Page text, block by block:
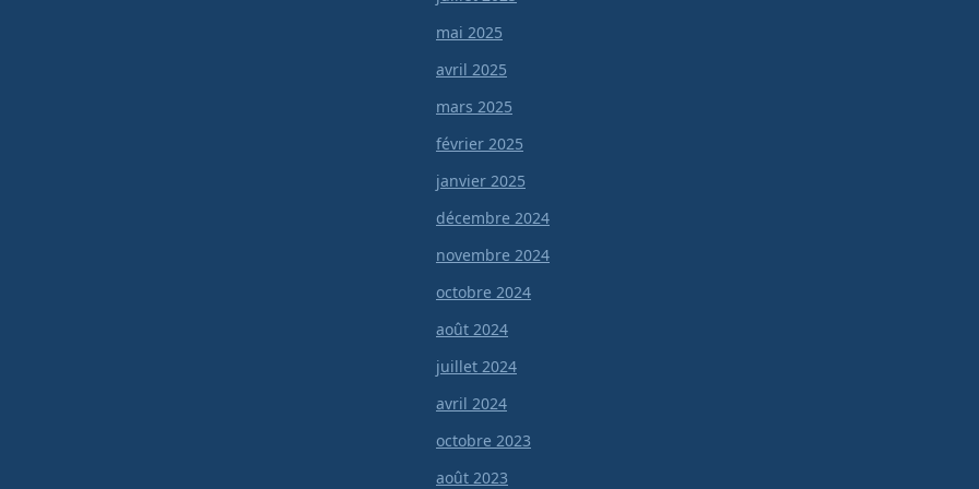
mai 2025
avril 2025
mars 2025
février 2025
janvier 2025
décembre 2024
novembre 2024
octobre 2024
août 2024
juillet 2024
avril 2024
octobre 2023
août 2023